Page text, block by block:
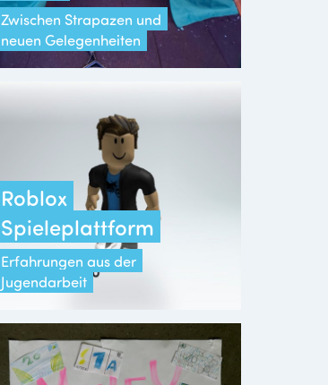
Zwischen Strapazen und
neuen Gelegenheiten
Roblox
Spieleplattform
Erfahrungen aus der
Jugendarbeit